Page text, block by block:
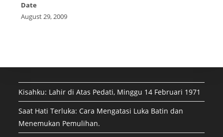
Date
August 29, 2009
Kisahku: Lahir di Atas Pedati, Minggu 14 Februari 1971
Saat Hati Terluka: Cara Mengatasi Luka Batin dan
Menemukan Pemulihan.